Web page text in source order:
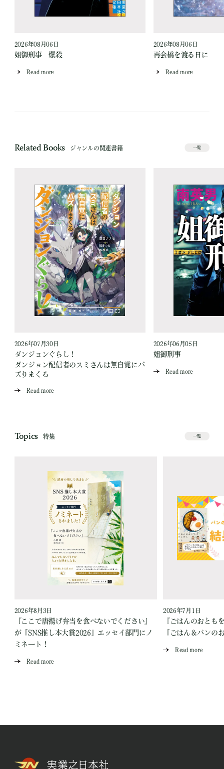
2026年08月06日
姐御刑事 爆殺
Read more
2026年08月06日
再会橋を渡る日に
Read more
Related Books ジャンルの関連書籍 一覧
2026年07月30日
ダンジョンぐらし！
ダンジョン配信者のスミさんは無自覚にバ
ズりまくる
Read more
2026年06月05日
姐御刑事
Read more
Topics 特集 一覧
2026年8月3日
『ここで唐揚げ弁当を食べないでください』
が「SNS推し本大賞2026」エッセイ部門にノ
ミネート！
Read more
2026年7月1日
『ごはんのおとも
「ごはん＆パンの
Read more